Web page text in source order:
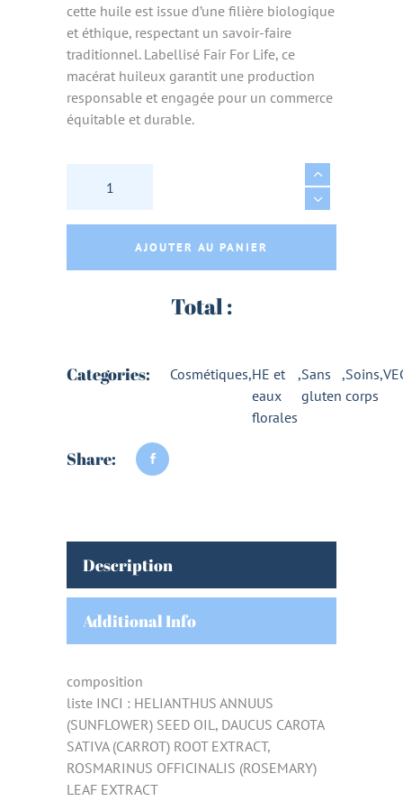
cette huile est issue d’une filière biologique
et éthique, respectant un savoir-faire
traditionnel. Labellisé Fair For Life, ce
macérat huileux garantit une production
responsable et engagée pour un commerce
équitable et durable.
MACERAT HUILEUX DE CAROTTE BIO
AJOUTER AU PANIER
Total :
Categories: Cosmétiques,HE et
eaux
florales
,Sans
gluten
,Soins
corps
,
Share:
Description
Additional Info
composition
liste INCI : HELIANTHUS ANNUUS
(SUNFLOWER) SEED OIL, DAUCUS CAROTA
SATIVA (CARROT) ROOT EXTRACT,
ROSMARINUS OFFICINALIS (ROSEMARY)
LEAF EXTRACT